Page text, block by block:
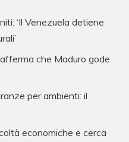
‘Il Venezuela detiene
che Maduro gode
per ambienti: il
economiche e cerca